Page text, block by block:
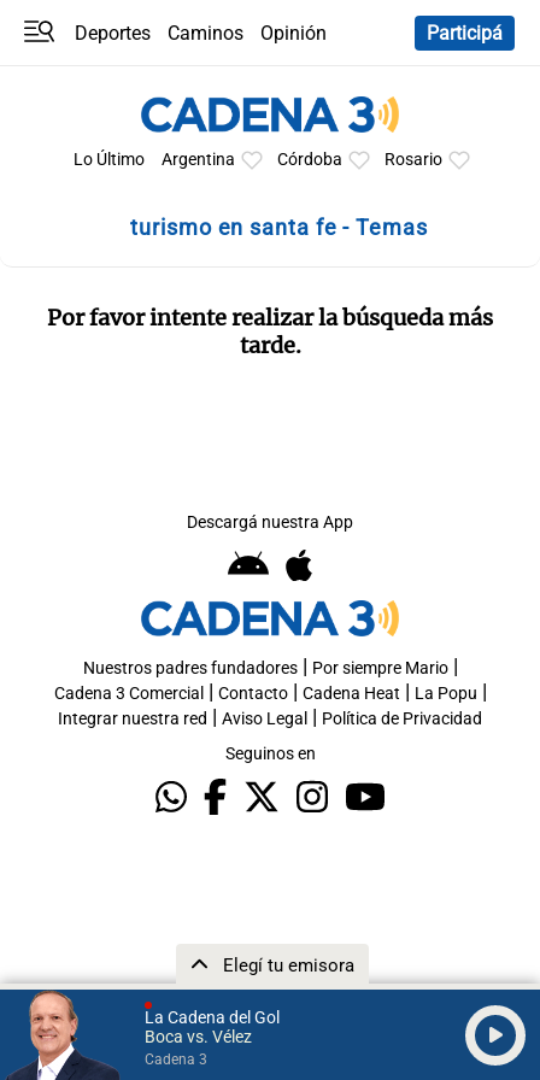
La Cadena del Gol
Boca vs. Vélez
Cadena 3
Elegí tu emisora
Deportes Caminos
Opinión
Participá
Lo Último Argentina Córdoba Rosario
turismo en santa fe - Temas
Por favor intente realizar la búsqueda más
tarde.
Descargá nuestra App
Nuestros padres fundadores| Por siempre Mario|
Cadena 3 Comercial | Contacto| Cadena Heat | La Popu |
Integrar nuestra red | Aviso Legal | Política de Privacidad
Seguinos en